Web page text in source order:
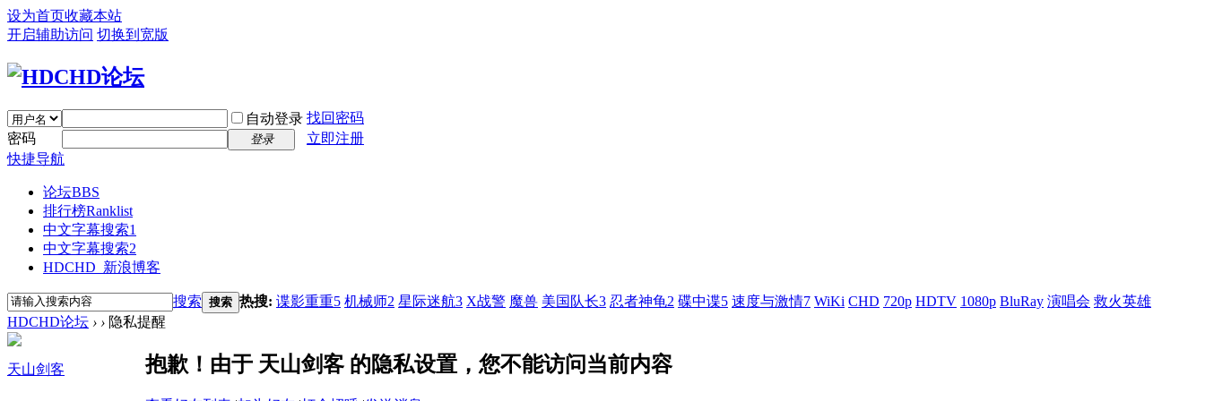
设为首页收藏本站
开启辅助访问 切换到宽版
自动登录 找回密码
密码
登录
立即注册
快捷导航
论坛BBS
排行榜Ranklist
中文字幕搜索1
中文字幕搜索2
HDCHD_新浪博客
搜索 搜索 热搜: 谍影重重5 机械师2 星际迷航3 X战警 魔兽 美国队长3 忍者神龟2 碟中谍5 速度与激情7 WiKi CHD 720p HDTV 1080p BluRay 演唱会 救火英雄
HDCHD论坛 › › 隐私提醒
天山剑客 抱歉！由于 天山剑客 的隐私设置，您不能访问当前内容